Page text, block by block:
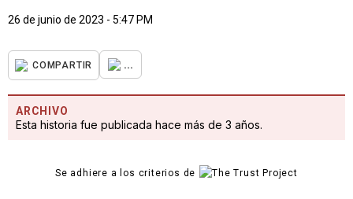
26 de junio de 2023 - 5:47 PM
COMPARTIR ...
ARCHIVO
Esta historia fue publicada hace más de 3 años.
Se adhiere a los criterios de